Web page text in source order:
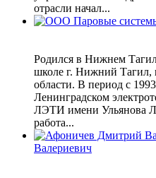
отрасли начал...
Родился в Нижнем
школе г. Нижний Тагил,
области. В период с
Ленинградском
ЛЭТИ имени Ульянова
работа...
Валериевич